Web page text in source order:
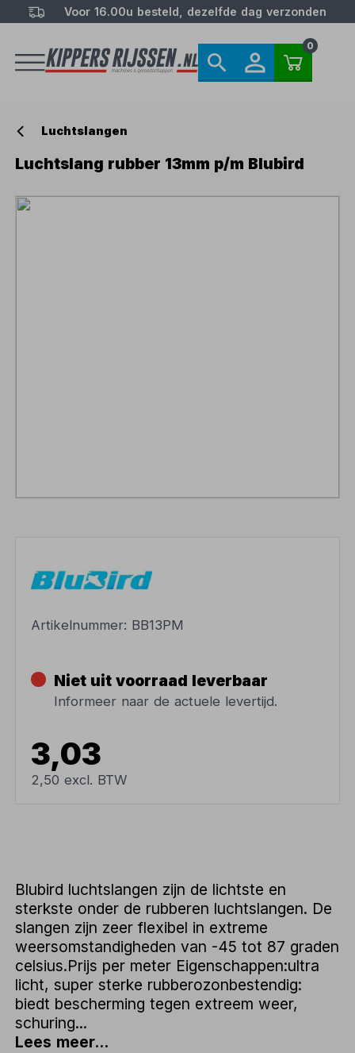
Voor 16.00u besteld, dezelfde dag verzonden
0
Luchtslangen
Luchtslang rubber 13mm p/m Blubird
Artikelnummer: BB13PM
Niet uit voorraad leverbaar
Informeer naar de actuele levertijd.
3,03
2,50 excl. BTW
Blubird luchtslangen zijn de lichtste en
sterkste onder de rubberen luchtslangen. De
slangen zijn zeer flexibel in extreme
weersomstandigheden van -45 tot 87 graden
celsius.Prijs per meter Eigenschappen:ultra
licht, super sterke rubberozonbestendig:
biedt bescherming tegen extreem weer,
schuring...
Lees meer...